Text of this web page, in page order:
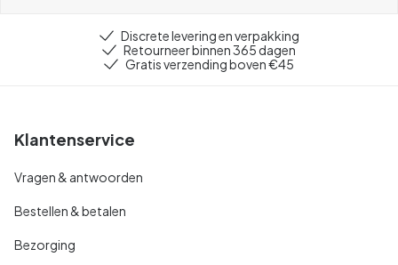
Discrete levering en verpakking
Retourneer binnen 365 dagen
Gratis verzending boven €45
Klantenservice
Vragen & antwoorden
Bestellen & betalen
Bezorging